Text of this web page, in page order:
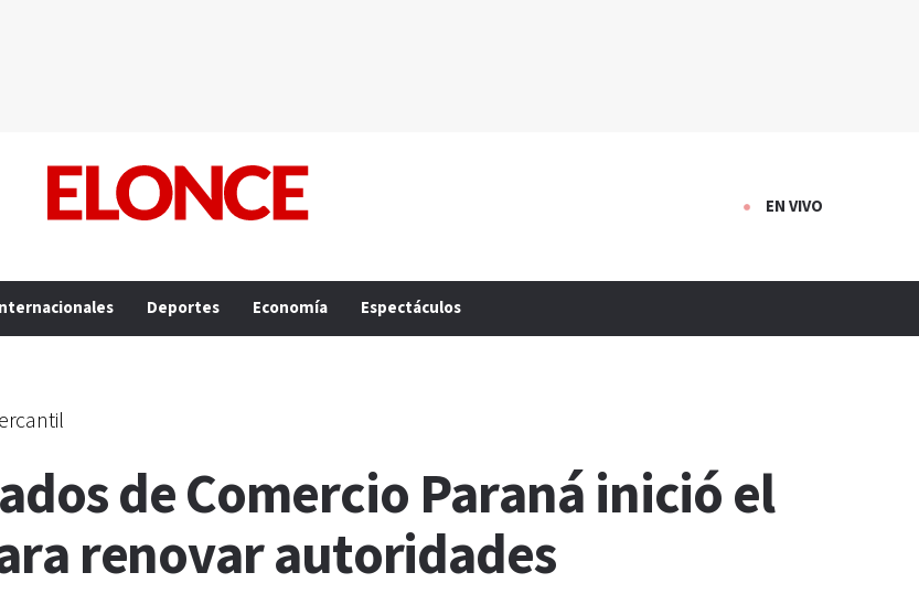
EN VIVO
Deportes Economía Espectáculos
de Comercio Paraná inició el
renovar autoridades